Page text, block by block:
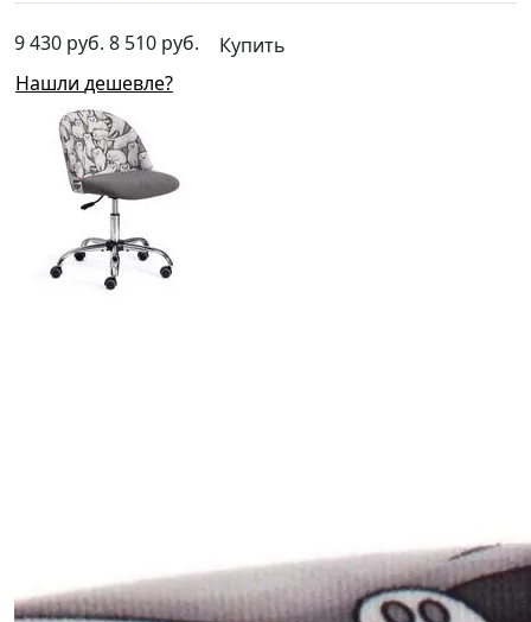
9 430 руб. 8 510 руб.
Купить
Нашли дешевле?